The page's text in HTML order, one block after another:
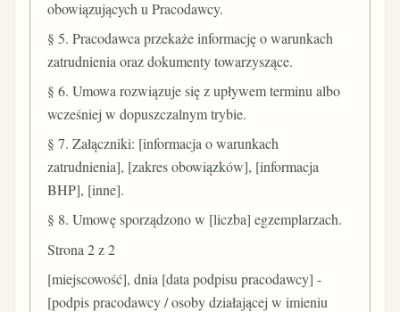
obowiązujących u Pracodawcy.
§ 5. Pracodawca przekaże informację o warunkach
zatrudnienia oraz dokumenty towarzyszące.
§ 6. Umowa rozwiązuje się z upływem terminu albo
wcześniej w dopuszczalnym trybie.
§ 7. Załączniki: [informacja o warunkach
zatrudnienia], [zakres obowiązków], [informacja
BHP], [inne].
§ 8. Umowę sporządzono w [liczba] egzemplarzach.
Strona 2 z 2
[miejscowość], dnia [data podpisu pracodawcy] -
[podpis pracodawcy / osoby działającej w imieniu